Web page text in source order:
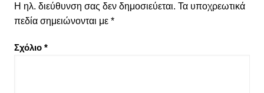
Η ηλ. διεύθυνση σας δεν δημοσιεύεται. Τα υποχρεωτικά
πεδία σημειώνονται με *
Σχόλιο *